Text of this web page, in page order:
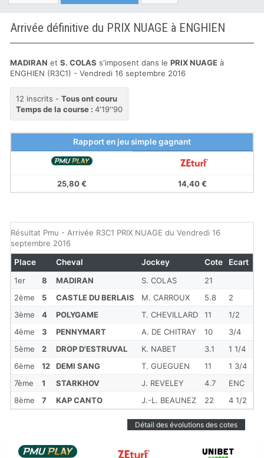
Arrivée définitive du PRIX NUAGE à ENGHIEN
MADIRAN et S. COLAS s'imposent dans le PRIX NUAGE à
ENGHIEN (R3C1) - Vendredi 16 septembre 2016
12 inscrits - Tous ont couru
Temps de la course : 4'19''90
Rapport en jeu simple gagnant
25,80 € 14,40 €
Résultat Pmu - Arrivée R3C1 PRIX NUAGE du Vendredi 16
septembre 2016
1er 8 MADIRAN S. COLAS
21
2ème
5 CASTLE DU BERLAIS M. CARROUX 5.8
2
3ème
4 POLYGAME T. CHEVILLARD 11
1/2
4ème
3 PENNYMART A. DE CHITRAY 10
3/4
5ème
2 DROP D'ESTRUVAL K. NABET 3.1
1 1/4
6ème
12 DEMI SANG T. GUEGUEN 11
1 3/4
7ème
1 STARKHOV J. REVELEY 4.7
ENC
8ème
7 KAP CANTO J.-L. BEAUNEZ 22 4 1/2
Place Cheval Jockey Cote Ecart
Détail des évolutions des cotes